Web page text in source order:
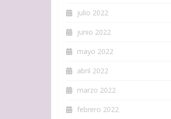
julio 2022
junio 2022
mayo 2022
abril 2022
marzo 2022
febrero 2022